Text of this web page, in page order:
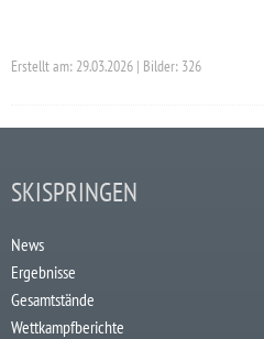
Erstellt am: 29.03.2026 | Bilder: 326
SKISPRINGEN
News
Ergebnisse
Gesamtstände
Wettkampfberichte